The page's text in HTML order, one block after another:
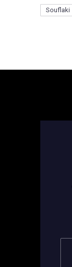
Souflaki